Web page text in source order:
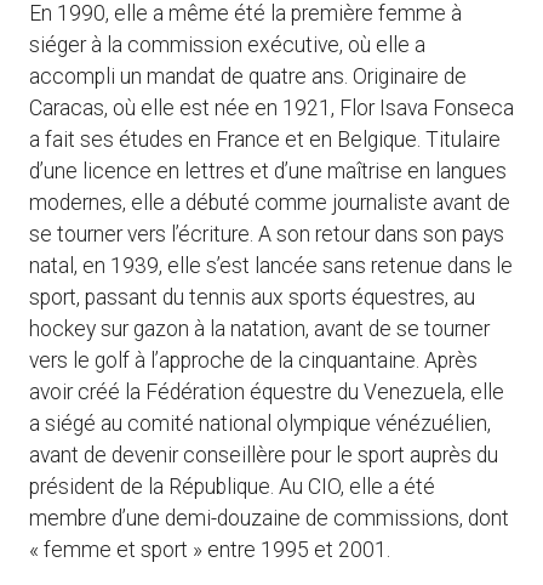
En 1990, elle a même été la première femme à
siéger à la commission exécutive, où elle a
accompli un mandat de quatre ans. Originaire de
Caracas, où elle est née en 1921, Flor Isava Fonseca
a fait ses études en France et en Belgique. Titulaire
d’une licence en lettres et d’une maîtrise en langues
modernes, elle a débuté comme journaliste avant de
se tourner vers l’écriture. A son retour dans son pays
natal, en 1939, elle s’est lancée sans retenue dans le
sport, passant du tennis aux sports équestres, au
hockey sur gazon à la natation, avant de se tourner
vers le golf à l’approche de la cinquantaine. Après
avoir créé la Fédération équestre du Venezuela, elle
a siégé au comité national olympique vénézuélien,
avant de devenir conseillère pour le sport auprès du
président de la République. Au CIO, elle a été
membre d’une demi-douzaine de commissions, dont
« femme et sport » entre 1995 et 2001.